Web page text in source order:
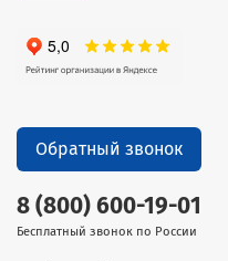
8 (800) 600-19-01
Бесплатный звонок по России
Обратный звонок